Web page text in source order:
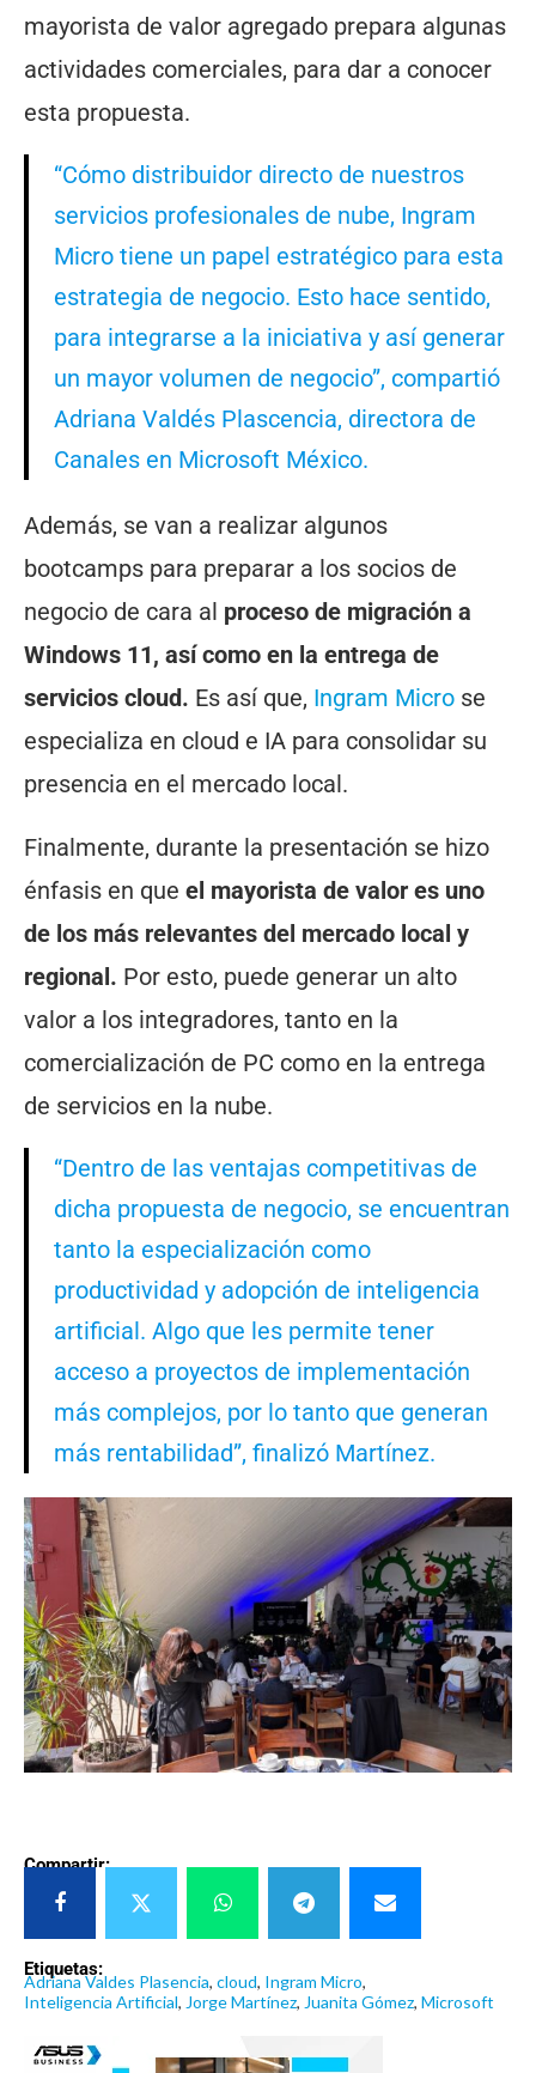
mayorista de valor agregado prepara algunas
actividades comerciales, para dar a conocer
esta propuesta.
“Cómo distribuidor directo de nuestros
servicios profesionales de nube, Ingram
Micro tiene un papel estratégico para esta
estrategia de negocio. Esto hace sentido,
para integrarse a la iniciativa y así generar
un mayor volumen de negocio”, compartió
Adriana Valdés Plascencia, directora de
Canales en Microsoft México.
Además, se van a realizar algunos
bootcamps para preparar a los socios de
negocio de cara al proceso de migración a
Windows 11, así como en la entrega de
servicios cloud. Es así que, Ingram Micro se
especializa en cloud e IA para consolidar su
presencia en el mercado local.
Finalmente, durante la presentación se hizo
énfasis en que el mayorista de valor es uno
de los más relevantes del mercado local y
regional. Por esto, puede generar un alto
valor a los integradores, tanto en la
comercialización de PC como en la entrega
de servicios en la nube.
“Dentro de las ventajas competitivas de
dicha propuesta de negocio, se encuentran
tanto la especialización como
productividad y adopción de inteligencia
artificial. Algo que les permite tener
acceso a proyectos de implementación
más complejos, por lo tanto que generan
más rentabilidad”, finalizó Martínez.
Compartir:
Etiquetas:
Adriana Valdes Plasencia, cloud, Ingram Micro,
Inteligencia Artificial, Jorge Martínez, Juanita Gómez, Microsoft